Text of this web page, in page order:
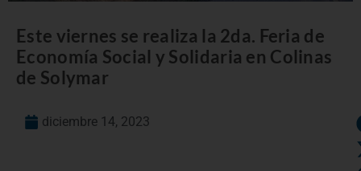
Este viernes se realiza la 2da. Feria de
Economía Social y Solidaria en Colinas
de Solymar
diciembre 14, 2023